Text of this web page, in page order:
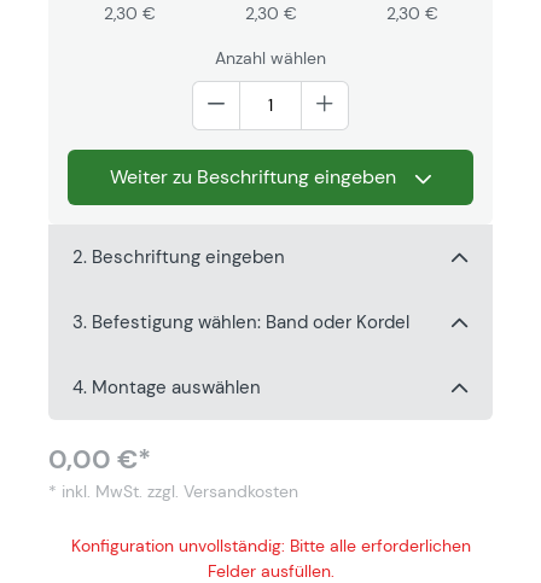
2,30 €
2,30 €
2,30 €
Anzahl wählen
Weiter zu Beschriftung eingeben
2. Beschriftung eingeben
3. Befestigung wählen: Band oder Kordel
4. Montage auswählen
0,00 €*
* inkl. MwSt. zzgl. Versandkosten
Konfiguration unvollständig: Bitte alle erforderlichen
Felder ausfüllen.